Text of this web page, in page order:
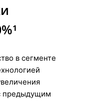
в сегменте
предыдущим